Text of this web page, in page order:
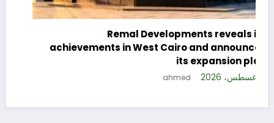
Remal Developments reveals its
achievements in West Cairo and announces
its expansion plan
5 أغسطس، 2026 ahmed